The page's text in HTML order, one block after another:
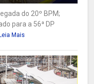
do 20º BPM;
para a 56ª DP
Mais